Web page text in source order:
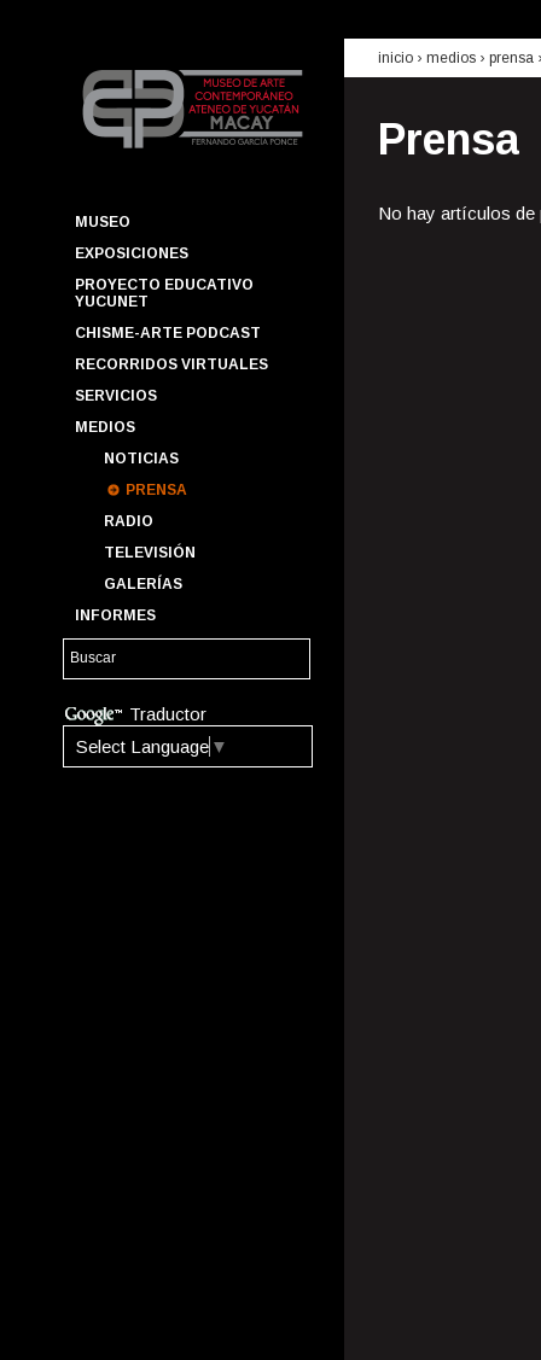
MUSEO
EXPOSICIONES
PROYECTO EDUCATIVO
YUCUNET
CHISME-ARTE PODCAST
RECORRIDOS VIRTUALES
SERVICIOS
MEDIOS
NOTICIAS
PRENSA
RADIO
TELEVISIÓN
GALERÍAS
INFORMES
Traductor
Select Language ▼
inicio › medios › prensa
Prensa
No hay artículos de